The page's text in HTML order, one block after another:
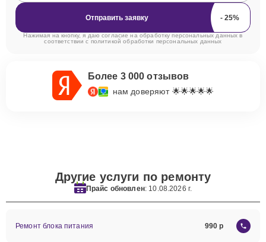
Отправить заявку
Нажимая на кнопку, я даю согласие на обработку персональных данных в
соответствии с политикой обработки персональных данных
Более 3 000 отзывов
нам доверяют 🌟🌟🌟🌟🌟
Другие услуги по ремонту
Прайс обновлен: 10.08.2026 г.
Ремонт блока питания 990